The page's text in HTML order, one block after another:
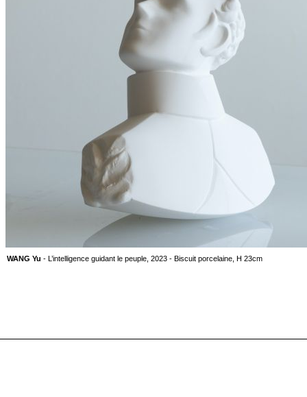
WANG Yu - L’intelligence guidant le peuple, 2023 - Biscuit porcelaine, H 23cm
fois, sont nous et ne sont pas nous. Oui, ces
la toile, ne sont pas expressément nos corps
ils n’en sont pas moins le transfert
décalcomanie, la citation. On apprendra
conséquence. L’effet de distanciation qu’ils